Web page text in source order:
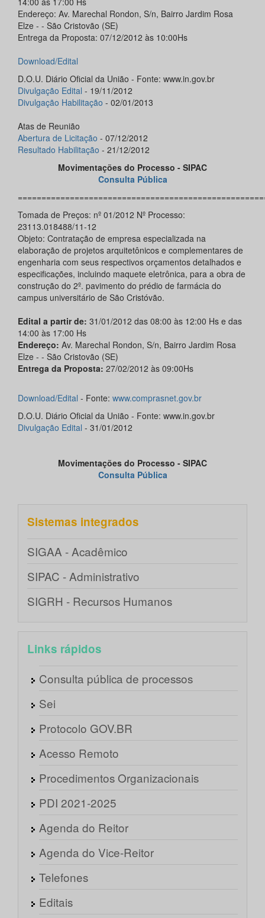
Endereço: Av. Marechal Rondon, S/n, Bairro Jardim Rosa
Elze - - São Cristovão (SE)
Entrega da Proposta: 07/12/2012 às 10:00Hs
Download/Edital
D.O.U. Diário Oficial da União - Fonte: www.in.gov.br
Divulgação Edital - 19/11/2012
Divulgação Habilitação - 02/01/2013
Atas de Reunião
Abertura de Licitação - 07/12/2012
Resultado Habilitação - 21/12/2012
Movimentações do Processo - SIPAC
Consulta Pública
Tomada de Preços: nº 01/2012 Nº Processo:
23113.018488/11-12
Objeto: Contratação de empresa especializada na
elaboração de projetos arquitetônicos e complementares de
engenharia com seus respectivos orçamentos detalhados e
especificações, incluindo maquete eletrônica, para a obra de
construção do 2º. pavimento do prédio de farmácia do
campus universitário de São Cristóvão.
Edital a partir de: 31/01/2012 das 08:00 às 12:00 Hs e das
14:00 às 17:00 Hs
Endereço: Av. Marechal Rondon, S/n, Bairro Jardim Rosa
Elze - - São Cristovão (SE)
Entrega da Proposta: 27/02/2012 às 09:00Hs
Download/Edital - Fonte: www.comprasnet.gov.br
D.O.U. Diário Oficial da União - Fonte: www.in.gov.br
Divulgação Edital - 31/01/2012
Movimentações do Processo - SIPAC
Consulta Pública
Sistemas integrados
SIGAA - Acadêmico
SIPAC - Administrativo
SIGRH - Recursos Humanos
Links rápidos
Consulta pública de processos
Sei
Protocolo GOV.BR
Acesso Remoto
Procedimentos Organizacionais
PDI 2021-2025
Agenda do Reitor
Agenda do Vice-Reitor
Telefones
Editais